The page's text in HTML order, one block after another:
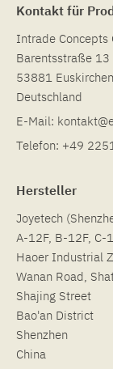
Kontakt für
Intrade Concepts
Barentsstraße 13
53881 Euskirchen
Deutschland
E-Mail:
Telefon: +49
Hersteller
Joyetech
A-12F, B-12F, C-
Haoer Industrial
Wanan Road,
Shajing Street
Bao'an District
Shenzhen
China